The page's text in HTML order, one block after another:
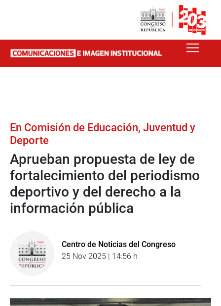
En Comisión de Educación, Juventud y
Deporte
Aprueban propuesta de ley de
fortalecimiento del periodismo
deportivo y del derecho a la
información pública
Centro de Noticias del Congreso
25 Nov 2025 | 14:56 h